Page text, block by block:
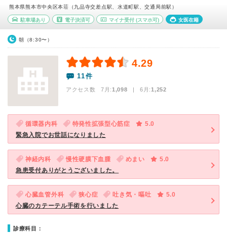
熊本県熊本市中央区本荘（九品寺交差点駅、水道町駅、交通局前駅）
駐車場あり 電子決済可 マイナ受付 (スマホ可) 女医在籍
朝（8:30〜）
4.29
11件
アクセス数 7月:1,098 | 6月:1,252
循環器内科 特発性拡張型心筋症
5.0
緊急入院でお世話になりました
神経内科 慢性硬膜下血腫 めまい
5.0
急患受付ありがとうございました。
心臓血管外科 狭心症 吐き気・嘔吐
5.0
心臓のカテーテル手術を行いました
診療科目：